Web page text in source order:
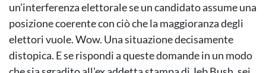
un’interferenza elettorale se un candidato assume una
posizione coerente con ciò che la maggioranza degli
elettori vuole. Wow. Una situazione decisamente
distopica. E se rispondi a queste domande in un modo